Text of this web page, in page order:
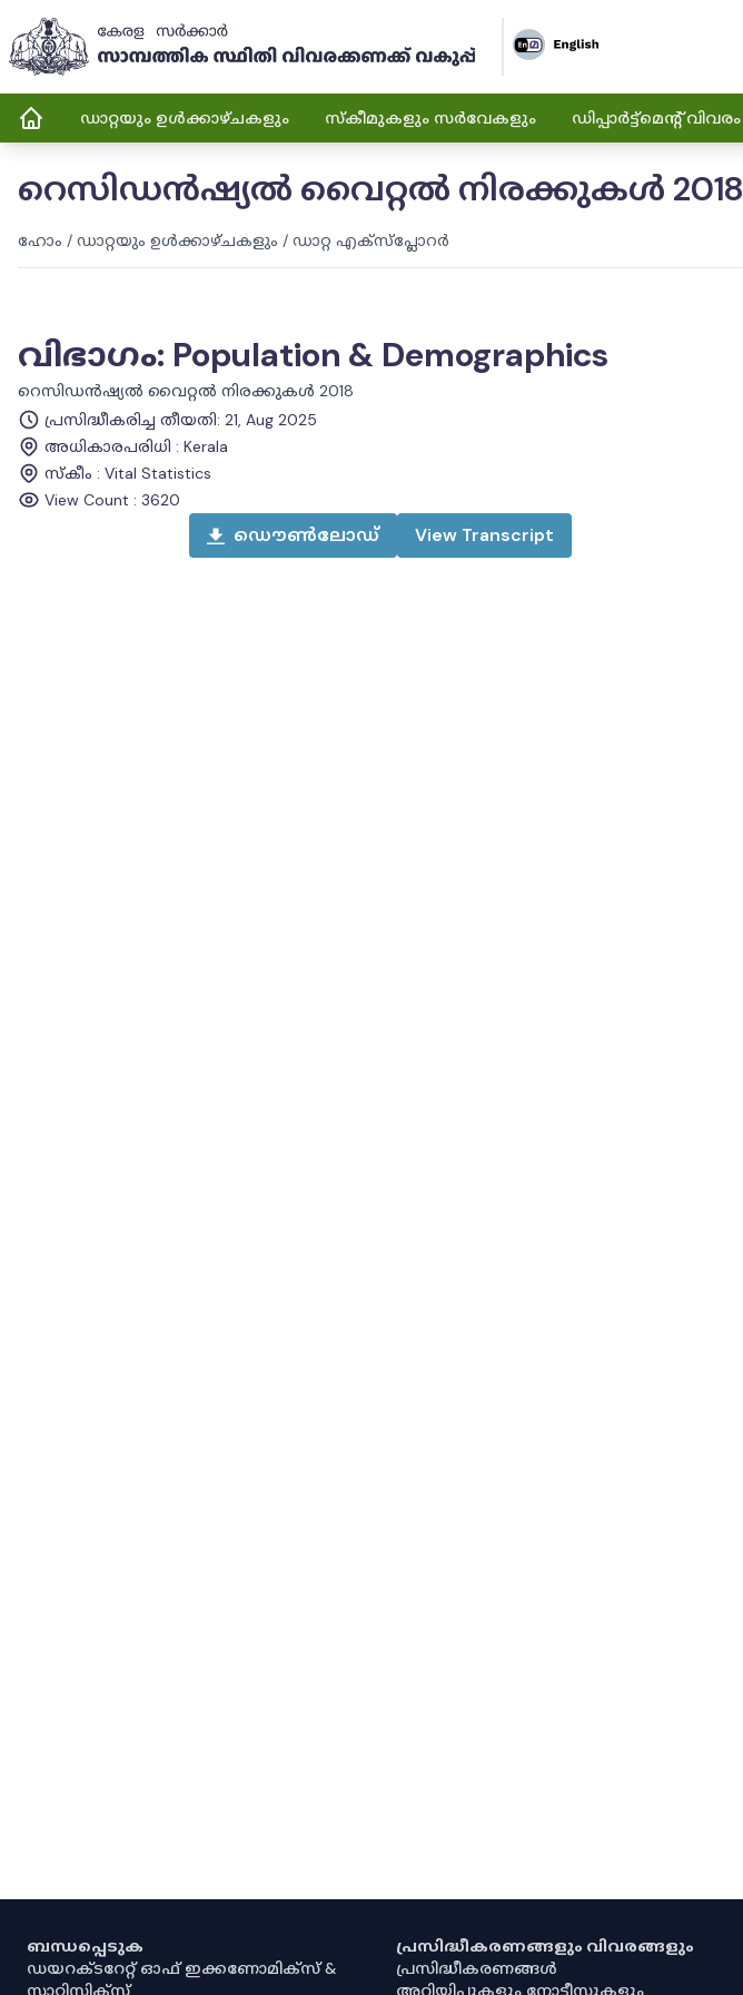
ഡാറ്റയും ഉൾക്കാഴ്ചകളും സ്കീമുകളും സർവേകളും ഡിപ്പാർട്ട്മെന്റ് വിവരം
റെസിഡൻഷ്യൽ വൈറ്റൽ നിരക്കുകൾ 2018
ഹോം / ഡാറ്റയും ഉൾക്കാഴ്ചകളും / ഡാറ്റ എക്സ്പ്ലോറർ
വിഭാഗം: Population & Demographics
റെസിഡൻഷ്യൽ വൈറ്റൽ നിരക്കുകൾ 2018
പ്രസിദ്ധീകരിച്ച തീയതി: 21, Aug 2025
അധികാരപരിധി : Kerala
സ്കീം : Vital Statistics
View Count : 3620
ഡൌൺലോഡ് View Transcript
ബന്ധപ്പെടുക
ഡയറക്ടറേറ്റ് ഓഫ് ഇക്കണോമിക്സ് &
സ്റ്റാറ്റിസ്റ്റിക്സ്
പ്രസിദ്ധീകരണങ്ങളും വിവരങ്ങളും
പ്രസിദ്ധീകരണങ്ങൾ
അറിയിപ്പുകളും നോട്ടീസുകളും